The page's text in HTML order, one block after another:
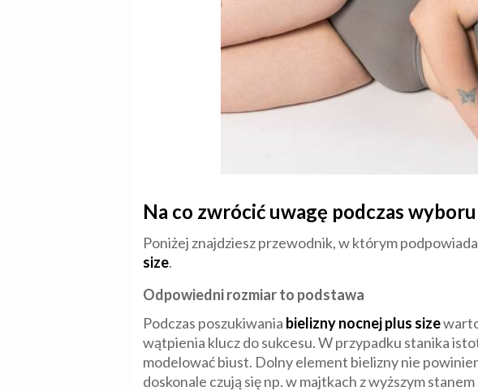
Na co zwrócić uwagę podczas
Poniżej znajdziesz przewodnik, w którym
size.
Odpowiedni rozmiar to podstawa
Podczas poszukiwania bielizny nocnej plus size
wątpienia klucz do sukcesu. W przypadku stanika
modelować biust. Dolny element bielizny nie
doskonale czują się np. w majtkach z wyższym